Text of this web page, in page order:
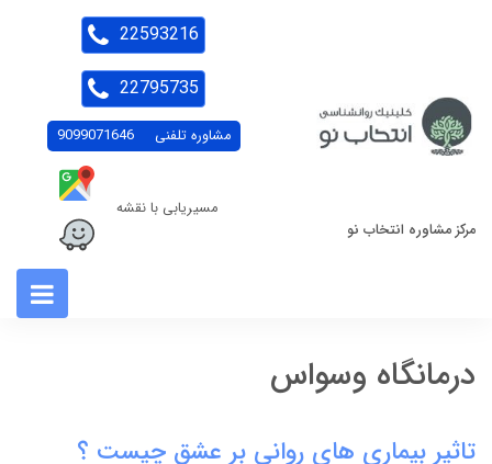
مرکز مشاوره انتخاب نو
مشاوره تلفنی 9099071646
مسیریابی با نقشه
22593216
22795735
درمانگاه وسواس
تاثیر بیماری های روانی بر عشق چیست ؟